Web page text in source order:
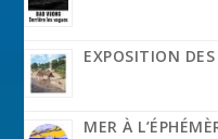
EXPOSITION
MER À